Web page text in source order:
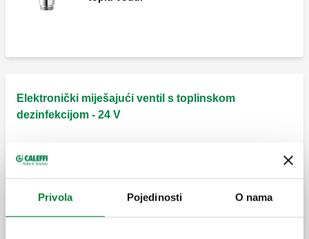
Privola Pojedinosti O nama
Elektronički miješajući ventil s toplinskom
dezinfekcijom - 24 V
LEGIOMIX, Elektronički miješajući ventil s
programabilnom toplinskom dezinfekcijom